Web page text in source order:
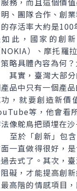
、團隊合作、創
存活率大約是
如此，國家的創
NOKIA）、摩托
略具體內容為何
實，臺灣大部分
品中只有一個產
功，就要創造新
等，他會看
像鴕鳥把頭埋在
於「創新」包含
一直做得很好，
去式了。其次，
礙，才能提高創
高階的情感項目